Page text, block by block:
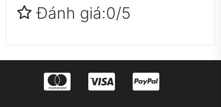
Đánh giá:0/5